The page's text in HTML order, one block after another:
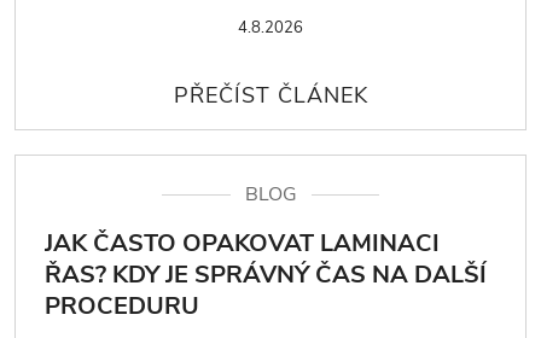
4.8.2026
BLOG
JAK ČASTO OPAKOVAT LAMINACI
ŘAS? KDY JE SPRÁVNÝ ČAS NA DALŠÍ
PROCEDURU